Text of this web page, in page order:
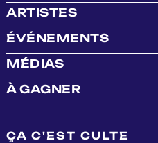
ARTISTES
ÉVÉNEMENTS
MÉDIAS
À GAGNER
ÇA C'EST CULTE